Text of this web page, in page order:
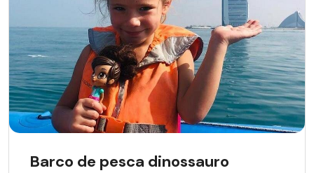
Barco de pesca dinossauro